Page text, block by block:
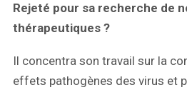
Rejeté pour sa recherche de
thérapeutiques ?
Il concentra son travail sur la
effets pathogènes des virus et